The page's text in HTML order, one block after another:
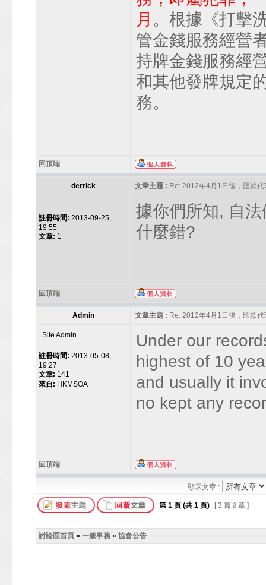
月 。根據《打擊
管金錢服務經營
持牌金錢服務經
和其他發牌規定
務。
回頂端
derrick 文章主題 : Re: 2012年4月1日後，匯款
註冊時間: 2013-09-25,
19:55
文章: 1
據你們所知, 自
什麼錯?
回頂端
Admin 文章主題 : Re: 2012年4月1日後，匯款
Site Admin
註冊時間: 2013-05-08,
19:27
文章: 141
來自: HKMSOA
Under our
highest of 10
and usually it
no kept any
回頂端
顯示文章 :
第 1 頁 (共 1 頁) [ 3 篇文章 ]
討論區首頁 » 一般事務 » 協會公告